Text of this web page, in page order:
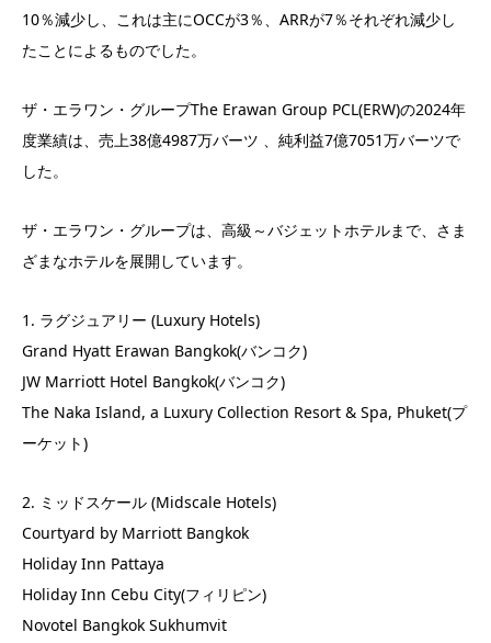
10％減少し、これは主にOCCが3％、ARRが7％それぞれ減少し
たことによるものでした。
ザ・エラワン・グループThe Erawan Group PCL(ERW)の2024年
度業績は、売上38億4987万バーツ 、純利益7億7051万バーツで
した。
ザ・エラワン・グループは、高級～バジェットホテルまで、さま
ざまなホテルを展開しています。
1. ラグジュアリー (Luxury Hotels)
Grand Hyatt Erawan Bangkok(バンコク)
JW Marriott Hotel Bangkok(バンコク)
The Naka Island, a Luxury Collection Resort & Spa, Phuket(プ
ーケット)
2. ミッドスケール (Midscale Hotels)
Courtyard by Marriott Bangkok
Holiday Inn Pattaya
Holiday Inn Cebu City(フィリピン)
Novotel Bangkok Sukhumvit